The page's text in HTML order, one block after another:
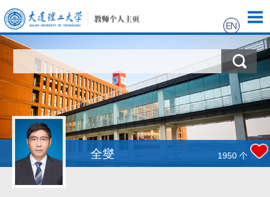
首页
科学研究
教学研究
获奖信息
招生信息
全燮 1950 个